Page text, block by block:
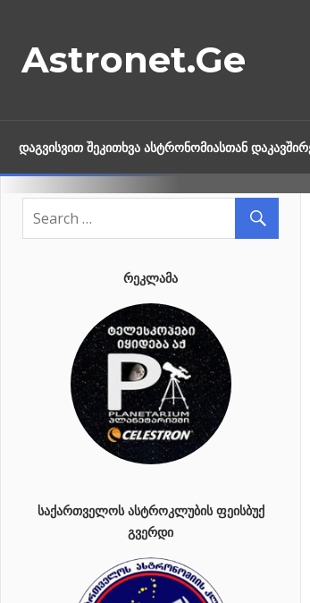
content
Astronet.Ge
ᲓᲐᲒᲕᲘᲡᲕᲘᲗ ᲨᲔᲙᲘᲗᲮᲕᲐ ᲐᲡᲢᲠᲝᲜᲝᲛᲘᲐᲡᲗᲐᲜ
ᲠᲔᲙᲚᲐᲛᲐ
ᲡᲐᲥᲐᲠᲗᲕᲔᲚᲝᲡ ᲐᲡᲢᲠᲝᲙᲚᲣᲑᲘᲡ ᲤᲔᲘᲡᲑᲣᲥ
ᲒᲕᲔᲠᲓᲘ